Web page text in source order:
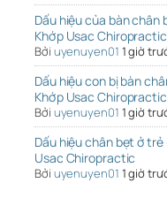
Dấu hiệu của bàn chân
Khớp Usac Chiropractic
Bởi uyenuyen01 1 giờ
Dấu hiệu con bị bàn
Khớp Usac Chiropractic
Bởi uyenuyen01 1 giờ
Dấu hiệu chân bẹt ở trẻ
Usac Chiropractic
Bởi uyenuyen01 1 giờ